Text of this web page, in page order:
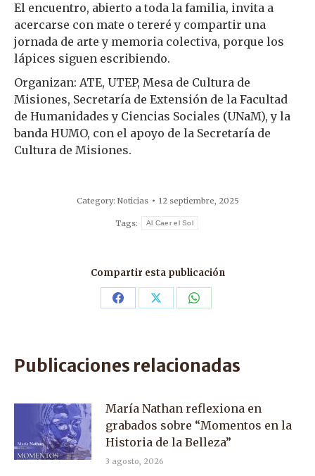
El encuentro, abierto a toda la familia, invita a
acercarse con mate o tereré y compartir una
jornada de arte y memoria colectiva, porque los
lápices siguen escribiendo.
Organizan: ATE, UTEP, Mesa de Cultura de
Misiones, Secretaría de Extensión de la Facultad
de Humanidades y Ciencias Sociales (UNaM), y la
banda HUMO, con el apoyo de la Secretaría de
Cultura de Misiones.
Category: Noticias 12 septiembre, 2025
Tags: Al Caer el Sol
Compartir esta publicación
Share Share Share
Publicaciones relacionadas
María Nathan reflexiona en
grabados sobre “Momentos en la
Historia de la Belleza”
3 agosto, 2026